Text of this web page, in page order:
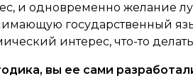
и одновременно желание
государственный
интерес, что-то
вы ее сами